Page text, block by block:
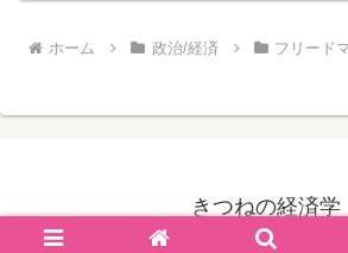
ホーム 政治/経済 フリード
きつねの経済学
© 2021 きつねの経済学.